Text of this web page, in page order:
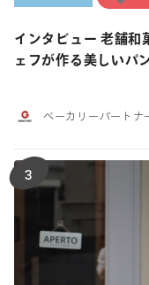
インタビュー 老舗和
ェフが作る美しいパ
ベーカリーパートナ
3